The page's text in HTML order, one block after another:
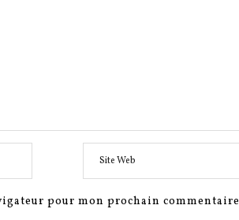
pour mon prochain